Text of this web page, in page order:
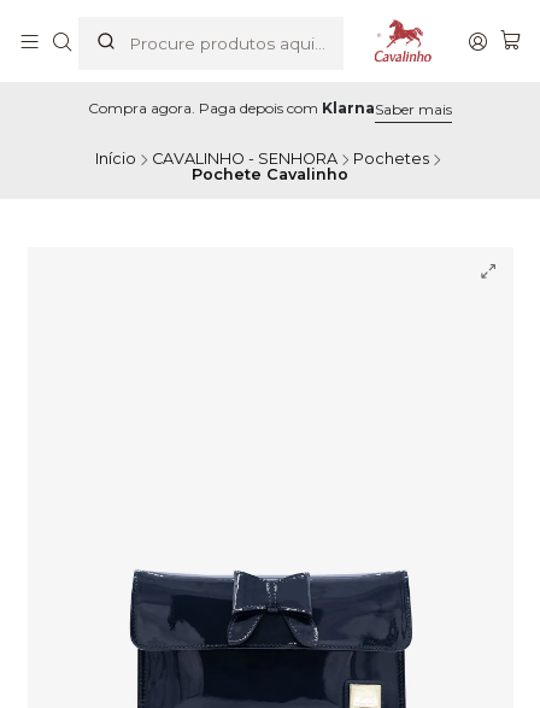
Compra agora. Paga depois com KlarnaSaber mais
Início CAVALINHO - SENHORA
Pochetes
Pochete Cavalinho